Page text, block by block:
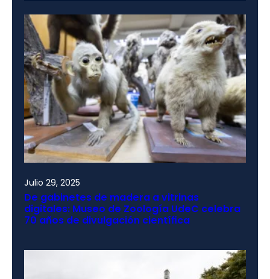
Julio 29, 2025
De gabinetes de madera a vitrinas
digitales: Museo de Zoología UdeC celebra
70 años de divulgación científica